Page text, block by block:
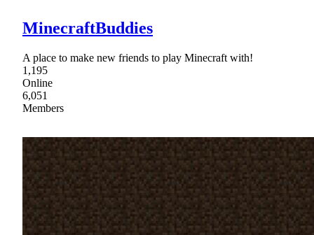
MinecraftBuddies
A place to make new friends to play Minecraft with!
1,195
Online
6,051
Members